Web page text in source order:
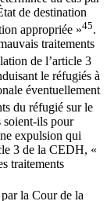
de destination
appropriée »45.
traitements
de l’article 3
le réfugiés à
éventuellement
du réfugié sur le
soient-ils pour
expulsion qui
3 de la CEDH, «
traitements
la Cour de la